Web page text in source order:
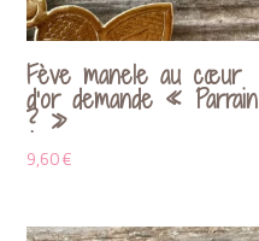
Fève manele au cœur
d’or demande « Parrain
? »
9,60€